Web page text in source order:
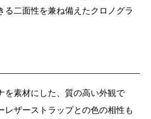
る二面性を兼ね備えたクロノグラ
を素材にした、質の高い外観で
レザーストラップとの色の相性も